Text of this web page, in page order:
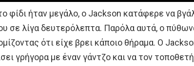
φίδι ήταν μεγάλο, ο Jackson κατάφερε να
σε λίγα δευτερόλεπτα. Παρόλα αυτά, ο
ότι είχε βρει κάποιο θήραμα. Ο
γρήγορα με έναν γάντζο και να τον